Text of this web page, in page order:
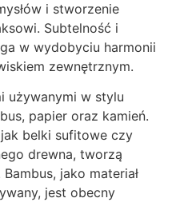
i stworzenie
Subtelność i
w wydobyciu harmonii
zewnętrznym.
używanymi w stylu
papier oraz kamień.
belki sufitowe czy
drewna, tworzą
jako materiał
jest obecny